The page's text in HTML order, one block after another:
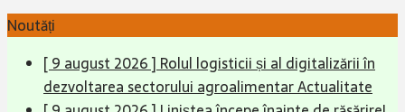
Noutăți
[ 9 august 2026 ] Rolul logisticii și al digitalizării în
dezvoltarea sectorului agroalimentarActualitate